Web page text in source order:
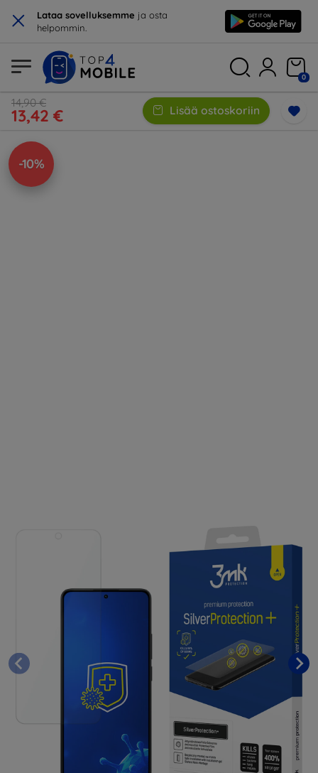
× Lataa sovelluksemme ja osta
helpommin.
0
14,90 €
13,42 € Lisää ostoskoriin
-10%